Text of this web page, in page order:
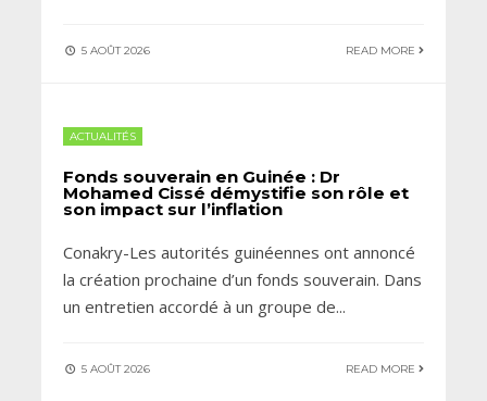
5 AOÛT 2026 READ MORE
ACTUALITÉS
Fonds souverain en Guinée : Dr
Mohamed Cissé démystifie son rôle et
son impact sur l’inflation
Conakry-Les autorités guinéennes ont annoncé
la création prochaine d’un fonds souverain. Dans
un entretien accordé à un groupe de...
5 AOÛT 2026 READ MORE